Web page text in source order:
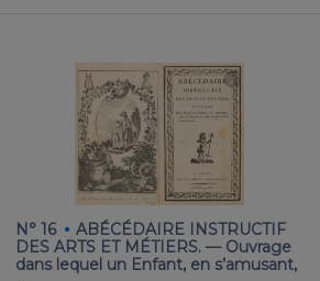
N° 16 · ABÉCÉDAIRE INSTRUCTIF
DES ARTS ET MÉTIERS. — Ouvrage
dans lequel un Enfant, en s’amusant,